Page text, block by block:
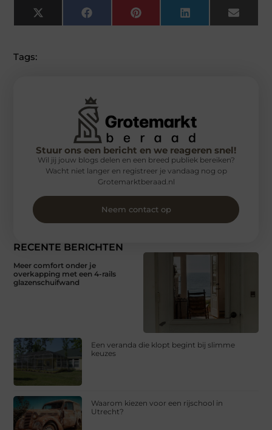
X
(Twitter)
FacebookPinterest LinkedIn Email
Tags:
RECENTE BERICHTEN
Meer comfort onder je
overkapping met een 4-rails
glazenschuifwand
Een veranda die klopt begint bij slimme
keuzes
Waarom kiezen voor een rijschool in
Utrecht?
Stuur ons een bericht en we reageren snel!
Wil jij jouw blogs delen en een breed publiek bereiken?
Wacht niet langer en registreer je vandaag nog op
Grotemarktberaad.nl
Neem contact op